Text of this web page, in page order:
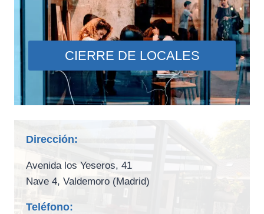
CIERRE DE LOCALES
Dirección:
Avenida los Yeseros, 41
Nave 4, Valdemoro (Madrid)
Teléfono: